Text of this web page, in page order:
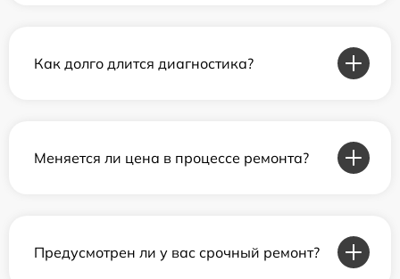
Как долго длится диагностика?
Меняется ли цена в процессе ремонта?
Предусмотрен ли у вас срочный ремонт?